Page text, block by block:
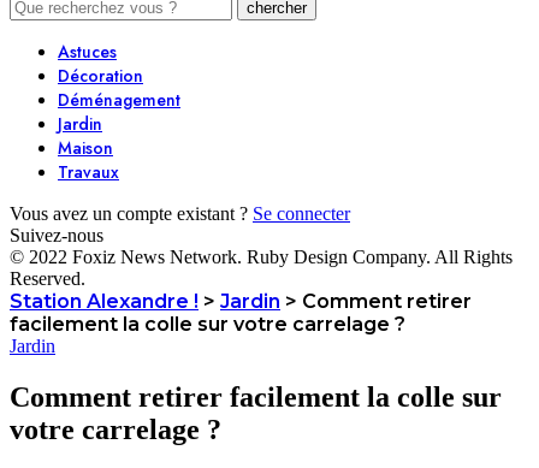
Astuces
Décoration
Déménagement
Jardin
Maison
Travaux
Vous avez un compte existant ? Se connecter
Suivez-nous
© 2022 Foxiz News Network. Ruby Design Company. All Rights
Reserved.
Station Alexandre ! > Jardin > Comment retirer
facilement la colle sur votre carrelage ?
Jardin
Comment retirer facilement la colle sur
votre carrelage ?